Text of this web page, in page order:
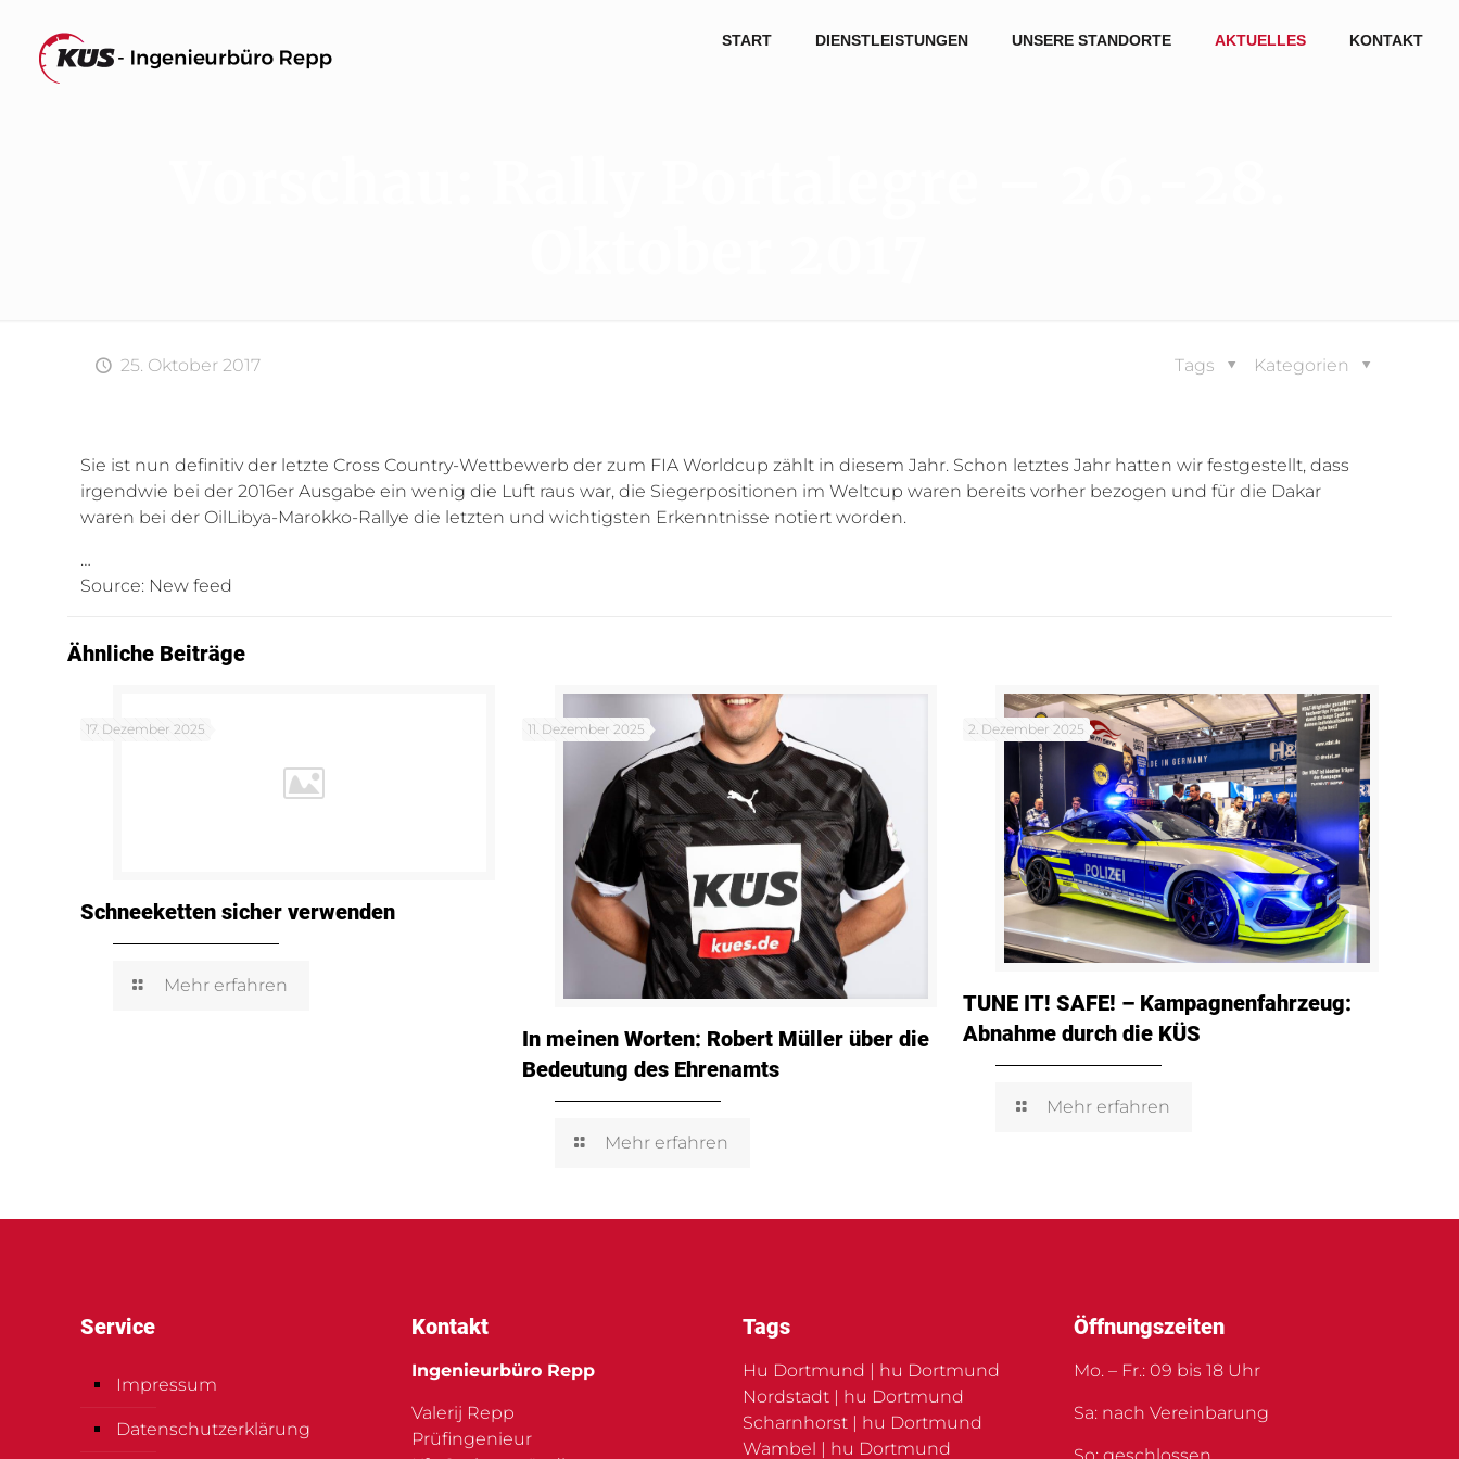
START DIENSTLEISTUNGEN UNSERE STANDORTE AKTUELLES KONTAKT
25. Oktober 2017 Kategorien
Tags
Sie ist nun definitiv der letzte Cross Country-Wettbewerb der zum FIA Worldcup zählt in diesem Jahr. Schon letztes Jahr hatten wir festgestellt, dass
irgendwie bei der 2016er Ausgabe ein wenig die Luft raus war, die Siegerpositionen im Weltcup waren bereits vorher bezogen und für die Dakar
waren bei der OilLibya-Marokko-Rallye die letzten und wichtigsten Erkenntnisse notiert worden.
…
Source: New feed
Ähnliche Beiträge
17. Dezember 2025
Schneeketten sicher verwenden
Mehr erfahren
11. Dezember 2025
In meinen Worten: Robert Müller über die
Bedeutung des Ehrenamts
Mehr erfahren
2. Dezember 2025
TUNE IT! SAFE! – Kampagnenfahrzeug:
Abnahme durch die KÜS
Mehr erfahren
Service
Impressum
Datenschutzerklärung
Kontakt
Ingenieurbüro Repp
Valerij Repp
Prüfingenieur
Tags
Hu Dortmund | hu Dortmund
Nordstadt | hu Dortmund
Scharnhorst | hu Dortmund
Wambel | hu Dortmund
Öffnungszeiten
Mo. – Fr.: 09 bis 18 Uhr
Sa: nach Vereinbarung
So: geschlossen